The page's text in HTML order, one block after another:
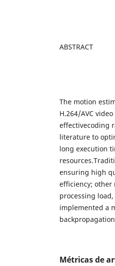
ABSTRACT
The motion
H.264/AVC
effectivecoding
literature to
long execution
ensuring high
efficiency; other
processing
implemented a
Métricas de